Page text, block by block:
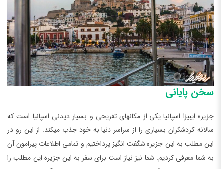
سخن پایانی
جزیره ایبیزا اسپانیا یکی از مکان‏های تفریحی و بسیار دیدنی اسپانیا است که
سالانه گردشگران بسیاری را از سراسر دنیا به خود جذب می‏کند. از این رو در
این مطلب به این جزیره شگفت انگیز پرداختیم و تمامی اطلاعات پیرامون آن
به شما معرفی کردیم. شما نیز نیاز است برای سفر به این جزیره این مطلب را